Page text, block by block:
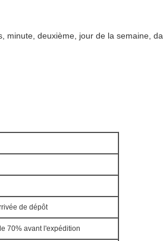
minute, deuxième, jour de la semaine,
de dépôt
70% avant l'expédition